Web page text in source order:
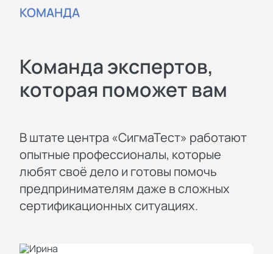
КОМАНДА
Команда экспертов,
которая поможет вам
В штате центра «СигмаТест» работают
опытные профессионалы, которые
любят своё дело и готовы помочь
предпринимателям даже в сложных
сертификационных ситуациях.